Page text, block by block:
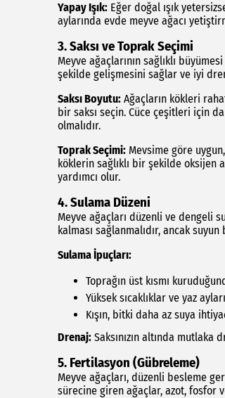
Yapay Işık: Eğer doğal ışık
aylarında evde meyve ağacı
3. Saksı ve Toprak Seçimi
Meyve ağaçlarının sağlıklı
şekilde gelişmesini sağlar ve iyi
Saksı Boyutu: Ağaçların kökleri
bir saksı seçin. Cüce çeşitleri için
olmalıdır.
Toprak Seçimi: Mevsime göre
köklerin sağlıklı bir şekilde oksijen
yardımcı olur.
4. Sulama Düzeni
Meyve ağaçları düzenli ve dengeli
kalması sağlanmalıdır, ancak
Sulama İpuçları:
Toprağın üst kısmı
Yüksek sıcaklıklar ve yaz
Kışın, bitki daha az suya
Drenaj: Saksınızın altında
5. Fertilasyon (Gübreleme)
Meyve ağaçları, düzenli besleme
sürecine giren ağaçlar, azot, fosfor